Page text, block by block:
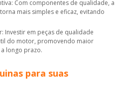
mais simples e eficaz, evitando
do motor, promovendo maior
longo prazo.
para suas